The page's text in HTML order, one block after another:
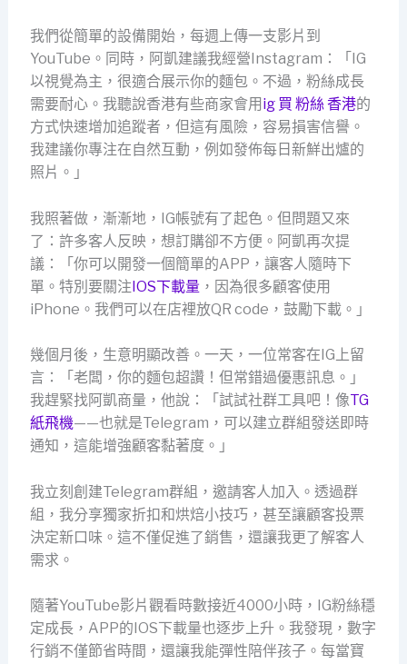
我們從簡單的設備開始，每週上傳一支影片到
YouTube。同時，阿凱建議我經營Instagram：「IG
以視覺為主，很適合展示你的麵包。不過，粉絲成長
需要耐心。我聽說香港有些商家會用 ig 買 粉絲 香港的
方式快速增加追蹤者，但這有風險，容易損害信譽。
我建議你專注在自然互動，例如發佈每日新鮮出爐的
照片。」
我照著做，漸漸地，IG帳號有了起色。但問題又來
了：許多客人反映，想訂購卻不方便。阿凱再次提
議：「你可以開發一個簡單的APP，讓客人隨時下
單。特別要關注IOS下載量，因為很多顧客使用
iPhone。我們可以在店裡放QR code，鼓勵下載。」
幾個月後，生意明顯改善。一天，一位常客在IG上留
言：「老闆，你的麵包超讚！但常錯過優惠訊息。」
我趕緊找阿凱商量，他說：「試試社群工具吧！像TG
紙飛機——也就是Telegram，可以建立群組發送即時
通知，這能增強顧客黏著度。」
我立刻創建Telegram群組，邀請客人加入。透過群
組，我分享獨家折扣和烘焙小技巧，甚至讓顧客投票
決定新口味。這不僅促進了銷售，還讓我更了解客人
需求。
隨著YouTube影片觀看時數接近4000小時，IG粉絲穩
定成長，APP的IOS下載量也逐步上升。我發現，數字
行銷不僅節省時間，還讓我能彈性陪伴孩子。每當寶